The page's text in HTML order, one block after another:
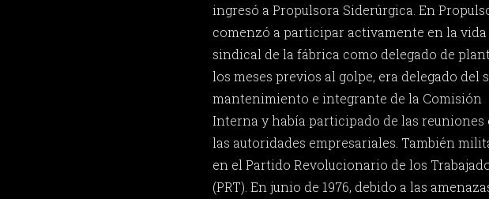
ingresó a Propulsora Siderúrgica. En
comenzó a participar activamente en la vida
sindical de la fábrica como delegado de
los meses previos al golpe, era delegado del
mantenimiento e integrante de la Comisión
Interna y había participado de las reuniones
las autoridades empresariales. También
en el Partido Revolucionario de los
(PRT). En junio de 1976, debido a las